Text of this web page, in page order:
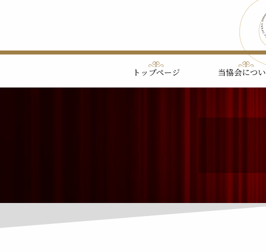
トップページ 当協会につ